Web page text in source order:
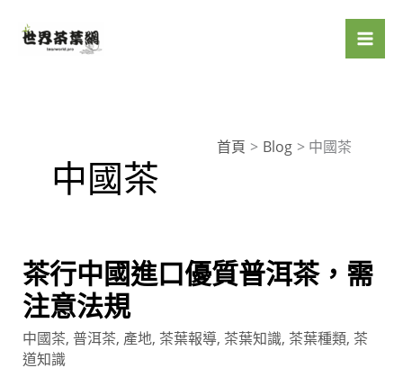
首頁 Blog 中國茶
中國茶
茶行中國進口優質普洱茶，需
注意法規
中國茶, 普洱茶, 產地, 茶葉報導, 茶葉知識, 茶葉種類, 茶
道知識
茶
行
中
國
進